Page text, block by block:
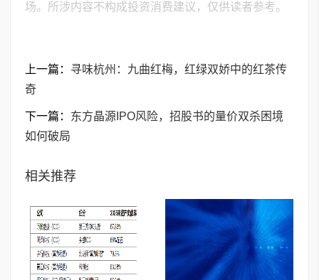
场。所涉内容不构成投资消费建议，仅供读者参考。
上一篇： 寻味杭州：九曲红梅，红绿双娇中的红茶传
奇
下一篇： 东方晶源IPO风险，招股书的量价双杀困境
如何破局
相关推荐